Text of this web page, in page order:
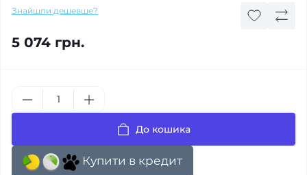
Знайшли дешевше?
5 074 грн.
До кошика
Купити в кредит